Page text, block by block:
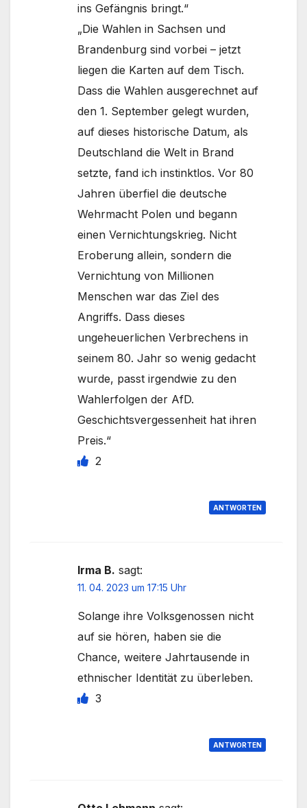
ins Gefängnis bringt.“
„Die Wahlen in Sachsen und
Brandenburg sind vorbei – jetzt
liegen die Karten auf dem Tisch.
Dass die Wahlen ausgerechnet auf
den 1. September gelegt wurden,
auf dieses historische Datum, als
Deutschland die Welt in Brand
setzte, fand ich instinktlos. Vor 80
Jahren überfiel die deutsche
Wehrmacht Polen und begann
einen Vernichtungskrieg. Nicht
Eroberung allein, sondern die
Vernichtung von Millionen
Menschen war das Ziel des
Angriffs. Dass dieses
ungeheuerlichen Verbrechens in
seinem 80. Jahr so wenig gedacht
wurde, passt irgendwie zu den
Wahlerfolgen der AfD.
Geschichtsvergessenheit hat ihren
Preis.“
2
ANTWORTEN
Irma B. sagt:
11. 04. 2023 um 17:15 Uhr
Solange ihre Volksgenossen nicht
auf sie hören, haben sie die
Chance, weitere Jahrtausende in
ethnischer Identität zu überleben.
3
ANTWORTEN